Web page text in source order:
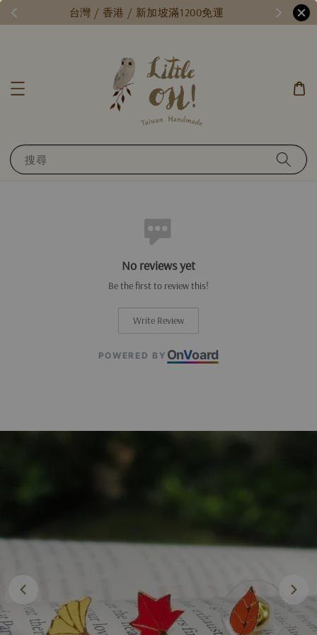
台灣 / 香港 / 新加坡滿1200免運
搜尋
No reviews yet
Be the first to review this!
Write Review
POWERED BY OnVoard